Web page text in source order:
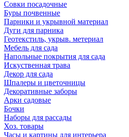
Совки посадочные
Буры почвенные
Парники и укрывной материал
Дуги для парника
Геотекстиль, укрыв. метериал
Мебель для сада
Напольные покрытия для сада
Искуственная трава
Декор для сада
Шпалеры и цветочницы
Декоративные заборы
Арки садовые
Бочки
Наборы для рассады
Хоз. товары
Часы и картины для интерьера